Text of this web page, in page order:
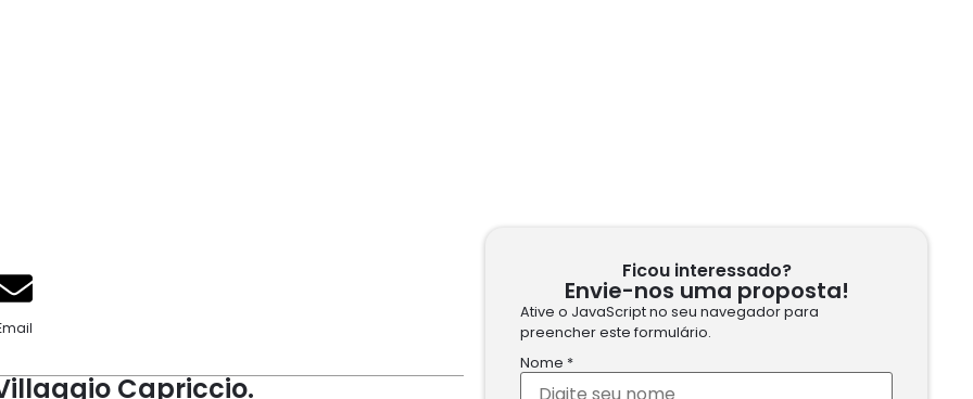
Capriccio.
Ficou interessado?
Envie-nos uma proposta!
Ative o JavaScript no seu navegador para
preencher este formulário.
Nome *